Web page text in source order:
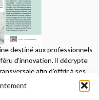
destiné aux professionnels
d’innovation. Il décrypte
afin d’offrir à ses